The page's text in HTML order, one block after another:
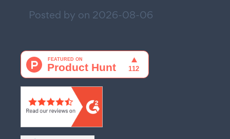
Posted by on 2026-08-06